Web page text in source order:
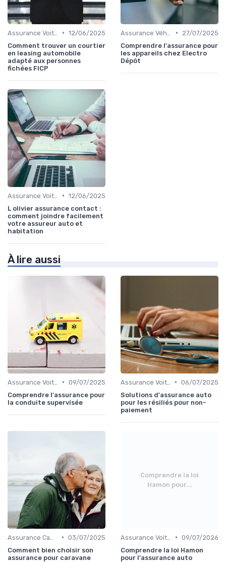
• 12/06/2025
Comment trouver un courtier
en leasing automobile
adapté aux personnes
fichées FICP
•
27/07/2025
Comprendre l'assurance pour
les appareils chez Electro
Dépôt
• 12/06/2025
L olivier assurance contact :
comment joindre facilement
votre assureur auto et
habitation
À lire aussi
• 09/07/2025
Comprendre l'assurance pour
la conduite supervisée
• 06/07/2025
Solutions d'assurance auto
pour les résiliés pour non-
paiement
• 03/07/2025
Comment bien choisir son
assurance pour caravane
Comprendre la loi
Hamon pour...
• 09/07/2026
Comprendre la loi Hamon
pour l'assurance auto